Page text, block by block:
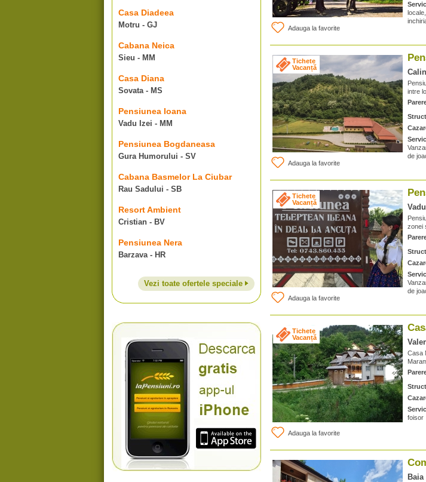
Casa Diadeea
Motru - GJ
Cabana Neica
Sieu - MM
Casa Diana
Sovata - MS
Pensiunea Ioana
Vadu Izei - MM
Pensiunea Bogdaneasa
Gura Humorului - SV
Cabana Basmelor La Ciubar
Rau Sadului - SB
Resort Ambient
Cristian - BV
Pensiunea Nera
Barzava - HR
Vezi toate ofertele speciale
Adauga la favorite
Tichete
Vacanță
Adauga la favorite
intre
de
Tichete
Vacanță
Adauga la favorite
zonei
de
Tichete
Vacanță
Adauga la favorite
Casa
foisor